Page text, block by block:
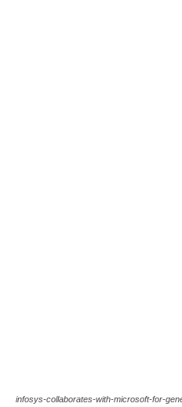
infosys-collaborates-with-microsoft-for-